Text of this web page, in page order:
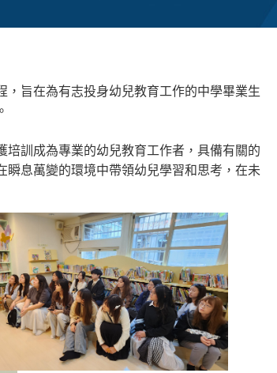
旨在為有志投身幼兒教育工作的中學畢業生
訓成為專業的幼兒教育工作者，具備有關的
息萬變的環境中帶領幼兒學習和思考，在未